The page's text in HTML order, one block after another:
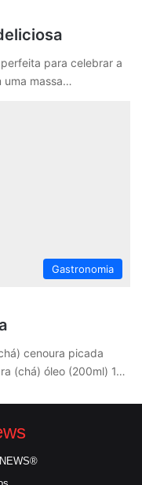
para celebrar a
uma massa…
Gastronomia
cenoura picada
(chá) óleo (200ml) 1…